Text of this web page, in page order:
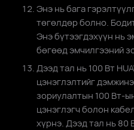
Энэ нь бага
төгөлдөр болно.
Энэ бүтээгдэхүүн нь
бөгөөд эмчилгээний
Дээд тал нь 100 Вт
цэнэглэлтийг
зориулалтын 100 Вт-
цэнэглэгч болон
хүрнэ. Дээд тал нь 80